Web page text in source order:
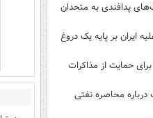
پدافندی به متحدان
ایران بر پایه یک دروغ
حمایت از مذاکرات
محاصره نفتی